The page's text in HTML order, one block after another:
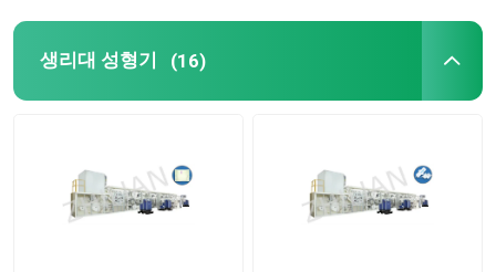
생리대 성형기 (16)